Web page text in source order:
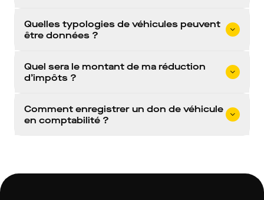
Quelles typologies de véhicules peuvent
être données ?
Quel sera le montant de ma réduction
d’impôts ?
Comment enregistrer un don de véhicule
en comptabilité ?